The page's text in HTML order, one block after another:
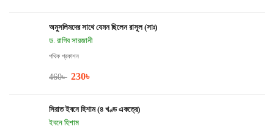
অমুসলিমদের সাথে যেমন ছিলেন রাসূল (সাঃ)
ড. রাগিব সারজানী
পথিক প্রকাশন
460৳ 230৳
সিরাত ইবনে হিশাম (৪ খণ্ড একত্রে)
ইবনে হিশাম